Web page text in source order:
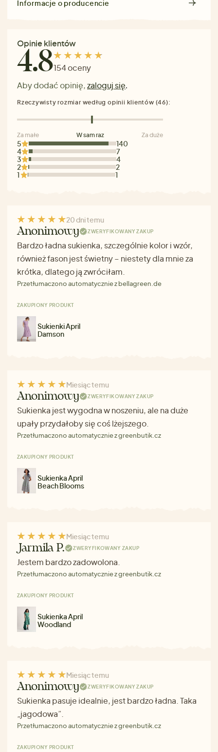
Informacje o producencie
Opinie klientów
4.8154 oceny
Aby dodać opinię,zaloguj się.
5
140
4
7
3
4
2
2
1
1
Rzeczywisty rozmiar według opinii klientów (46):
Za małe W sam raz Za duże
20 dni temu
Anonimowy ZWERYFIKOWANY ZAKUP
Bardzo ładna sukienka, szczególnie kolor i wzór,
również fason jest świetny – niestety dla mnie za
krótka, dlatego ją zwróciłam.
Przetłumaczono automatycznie z bellagreen.de
ZAKUPIONY PRODUKT
Sukienki April
Damson
Miesiąc temu
Anonimowy ZWERYFIKOWANY ZAKUP
Sukienka jest wygodna w noszeniu, ale na duże
upały przydałoby się coś lżejszego.
Przetłumaczono automatycznie z greenbutik.cz
ZAKUPIONY PRODUKT
Sukienka April
Beach Blooms
Miesiąc temu
Jarmila P. ZWERYFIKOWANY ZAKUP
Jestem bardzo zadowolona.
Przetłumaczono automatycznie z greenbutik.cz
ZAKUPIONY PRODUKT
Sukienka April
Woodland
Miesiąc temu
Anonimowy ZWERYFIKOWANY ZAKUP
Sukienka pasuje idealnie, jest bardzo ładna. Taka
„jagodowa”.
Przetłumaczono automatycznie z greenbutik.cz
ZAKUPIONY PRODUKT